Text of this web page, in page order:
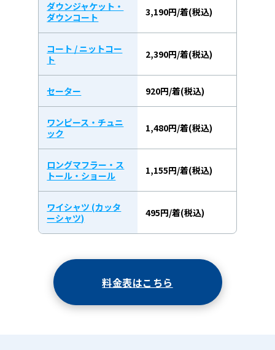
ダウンジャケット・
ダウンコート
3,190円/着(税込)
コート / ニットコー
ト
2,390円/着(税込)
セーター 920円/着(税込)
ワンピース・チュニ
ック
1,480円/着(税込)
ロングマフラー・ス
トール・ショール
1,155円/着(税込)
ワイシャツ (カッタ
ーシャツ)
495円/着(税込)
料金表はこちら